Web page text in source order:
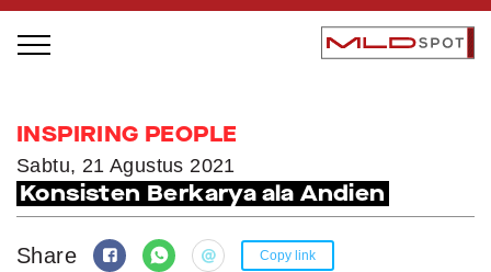
LOCAL GREATNESS
INSPIRING PEOPLE
INSPIRING PLACES
INSPIRING PEOPLE
Sabtu, 21 Agustus 2021
Konsisten Berkarya ala Andien
Share Copy link